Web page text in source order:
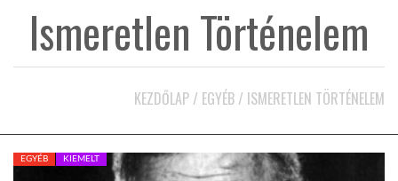
HÍR3D
Ismeretlen Történelem
KEZDŐLAP / EGYÉB / ISMERETLEN TÖRTÉNELEM
EGYÉB KIEMELT